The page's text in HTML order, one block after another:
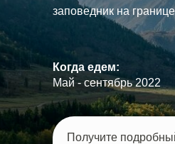
заповедник на
Получите
Когда едем:
Май - сентябрь 2022